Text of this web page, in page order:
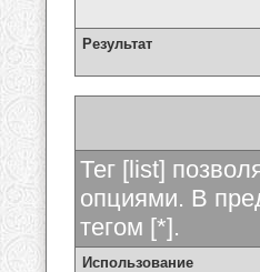
Результат
Тег [list]
опциями. В
тегом [*].
Использование